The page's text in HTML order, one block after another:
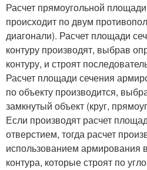
Расчет прямоугольной
происходит по двум
диагонали). Расчет площади
контуру производят, выбрав
контуру, и строят
Расчет площади сечения
по объекту производится,
замкнутый объект (круг,
Если производят расчет
отверстием, тогда расчет
использованием армирования
контура, которые строят по